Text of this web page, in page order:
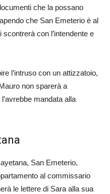
che la possano
che San Emeterio è al
con l’intendente e
l’intruso con un attizzatoio,
non sparerà a
mandata alla
San Emeterio,
al commissario
le lettere di Sara alla sua